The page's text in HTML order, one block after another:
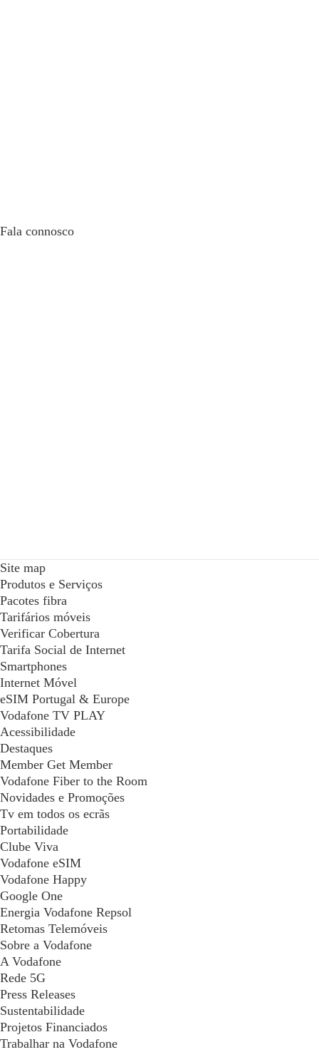
Fala connosco
Site map
Produtos e Serviços
Pacotes fibra
Tarifários móveis
Verificar Cobertura
Tarifa Social de Internet
Smartphones
Internet Móvel
eSIM Portugal & Europe
Vodafone TV PLAY
Acessibilidade
Destaques
Member Get Member
Vodafone Fiber to the Room
Novidades e Promoções
Tv em todos os ecrãs
Portabilidade
Clube Viva
Vodafone eSIM
Vodafone Happy
Google One
Energia Vodafone Repsol
Retomas Telemóveis
Sobre a Vodafone
A Vodafone
Rede 5G
Press Releases
Sustentabilidade
Projetos Financiados
Trabalhar na Vodafone